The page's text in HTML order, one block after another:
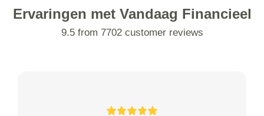
Ervaringen met Vandaag Financieel
9.5 from 7702 customer reviews